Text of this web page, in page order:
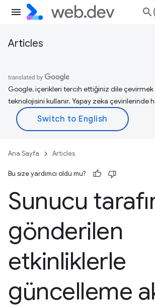
Articles
Google, içerikleri tercih ettiğiniz dile çevirmek
teknolojisini kullanır. Yapay zeka çevirilerinde
Ana Sayfa Articles
Bu size yardımcı oldu mu?
Sunucu
gönderilen
etkinliklerle
güncelleme